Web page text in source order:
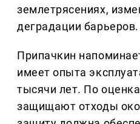
землетрясениях,
деградации барьеров.
Припачкин
имеет опыта
тысячи лет. По
защищают отходы